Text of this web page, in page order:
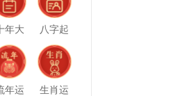
年大
运
八字起
名
年运 生肖运